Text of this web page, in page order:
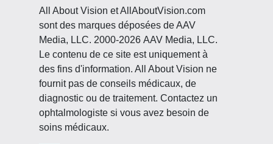
All About Vision et AllAboutVision.com
sont des marques déposées de AAV
Media, LLC. 2000-2026 AAV Media, LLC.
Le contenu de ce site est uniquement à
des fins d'information. All About Vision ne
fournit pas de conseils médicaux, de
diagnostic ou de traitement. Contactez un
ophtalmologiste si vous avez besoin de
soins médicaux.